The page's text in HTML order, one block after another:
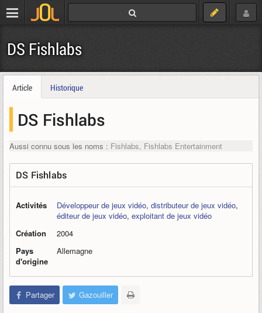
DS Fishlabs
Article Historique
DS Fishlabs
Aussi connu sous les noms : Fishlabs, Fishlabs Entertainment
DS Fishlabs
Activités Développeur de jeux vidéo, distributeur de jeux vidéo,
éditeur de jeux vidéo, exploitant de jeux vidéo
Création
2004
Pays
d'origine
Allemagne
Partager Gazouiller